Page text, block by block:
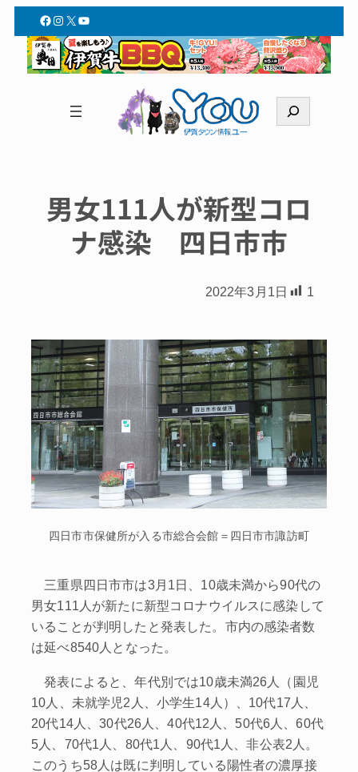
Facebook
Instagram
X YouTube
索
男女111人が新型コロ
ナ感染 四日市市
2022年3月1日 1
四日市市保健所が入る市総合会館＝四日市市諏訪町
三重県四日市市は3月1日、10歳未満から90代の
男女111人が新たに新型コロナウイルスに感染して
いることが判明したと発表した。市内の感染者数
は延べ8540人となった。
発表によると、年代別では10歳未満26人（園児
10人、未就学児2人、小学生14人）、10代17人、
20代14人、30代26人、40代12人、50代6人、60代
5人、70代1人、80代1人、90代1人、非公表2人。
このうち58人は既に判明している陽性者の濃厚接